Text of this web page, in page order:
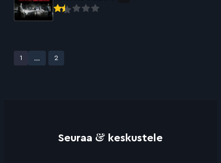
Avaa sivu
1 ... Avaa sivu
2
Seuraa & keskustele